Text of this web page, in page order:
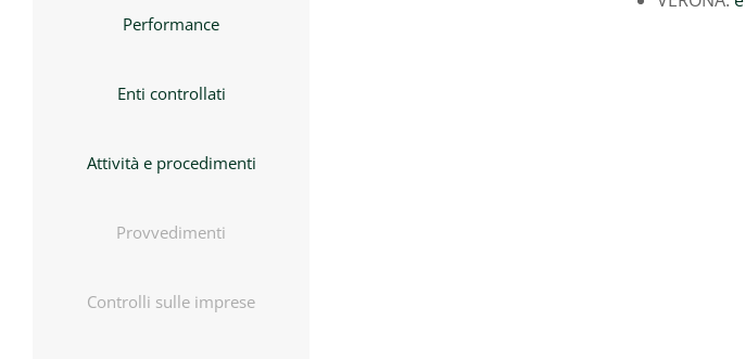
Performance
Enti controllati
Attività e procedimenti
Provvedimenti
Controlli sulle imprese